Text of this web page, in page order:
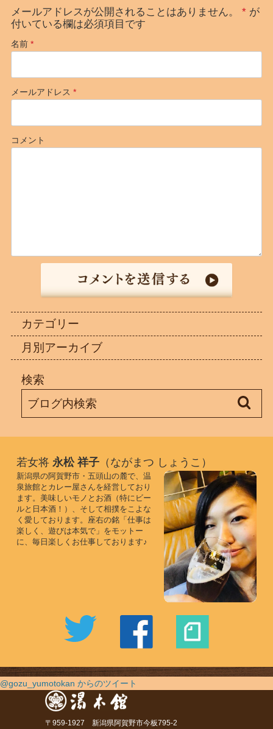
若女将 永松 祥子（ながまつ しょうこ）
新潟県の阿賀野市・五頭山の麓で、温
泉旅館とカレー屋さんを経営しており
ます。美味しいモノとお酒（特にビー
ルと日本酒！）、そして相撲をこよな
く愛しております。座右の銘「仕事は
楽しく、遊びは本気で」をモットー
に、毎日楽しくお仕事しております♪
@gozu_yumotokan からのツイート
メールアドレスが公開されることはありません。 *が
付いている欄は必須項目です
名前 *
メールアドレス *
コメント
カテゴリー
月別アーカイブ
検索
〒959-1927 新潟県阿賀野市今板795-2